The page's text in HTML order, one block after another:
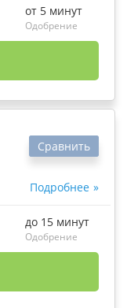
от 5 минут
Одобрение
Подробнее
Сравнить
до 15 минут
Одобрение